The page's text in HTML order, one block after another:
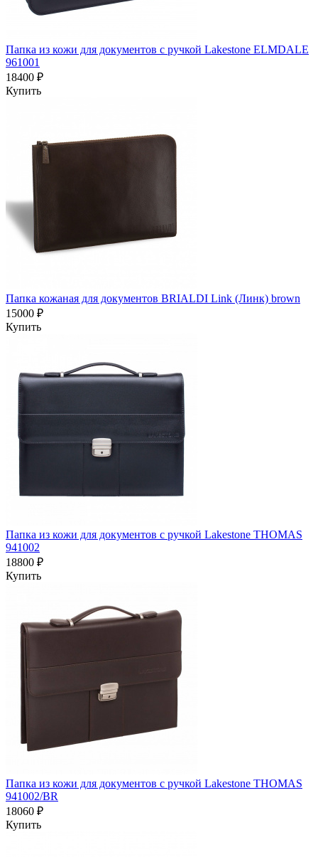
Папка из кожи для документов с ручкой Lakestone ELMDALE
961001
18400 ₽
Купить
Папка кожаная для документов BRIALDI Link (Линк) brown
15000 ₽
Купить
Папка из кожи для документов с ручкой Lakestone THOMAS
941002
18800 ₽
Купить
Папка из кожи для документов с ручкой Lakestone THOMAS
941002/BR
18060 ₽
Купить